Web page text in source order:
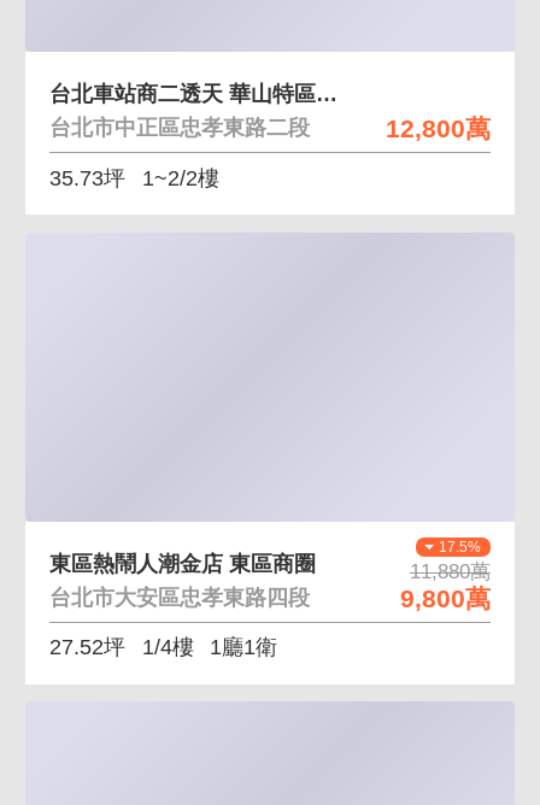
12,800萬
台北車站商二透天 華山特區對面地點絕佳都更商機
台北市中正區忠孝東路二段
35.73坪 1~2/2樓
17.5%
11,880萬
9,800萬
東區熱鬧人潮金店 東區商圈
台北市大安區忠孝東路四段
27.52坪 1/4樓 1廳1衛